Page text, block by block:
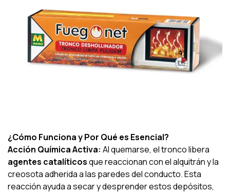
¿Cómo Funciona y Por Qué es Esencial?
Acción Química Activa: Al quemarse, el tronco libera
agentes catalíticosque reaccionan con el alquitrán y la
creosota adherida a las paredes del conducto. Esta
reacción ayuda a secar y desprender estos depósitos,